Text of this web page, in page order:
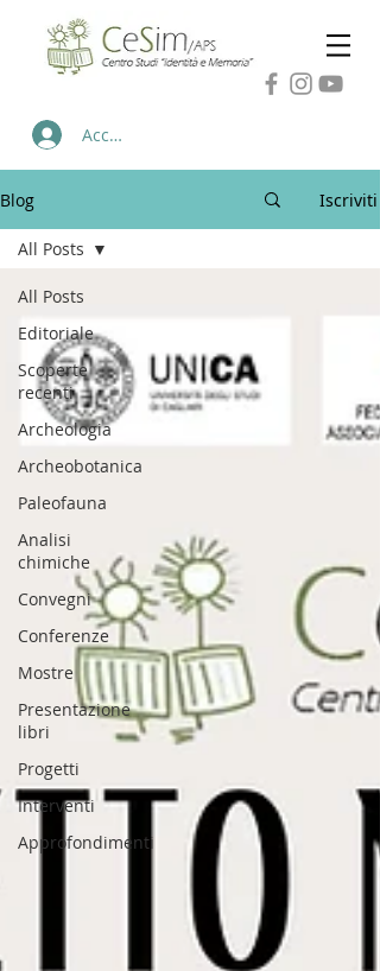
Accedi
Blog Iscriviti
All Posts
Editoriale
Scoperte
recenti
Archeologia
Archeobotanica
Paleofauna
Analisi
chimiche
Convegni
Conferenze
Mostre
Presentazione
libri
Progetti
Interventi
Approfondimenti
All Posts